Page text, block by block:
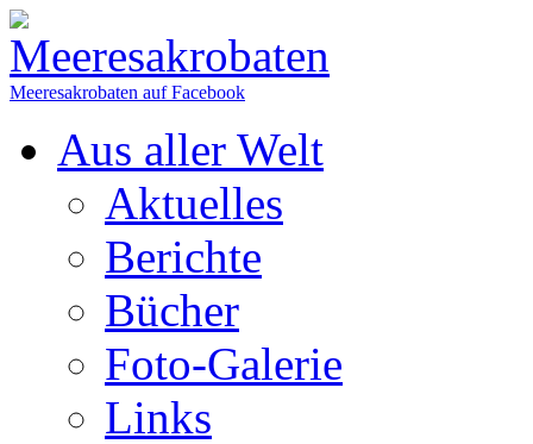
Meeresakrobaten auf Facebook
Aus aller Welt
Aktuelles
Berichte
Bücher
Foto-Galerie
Links